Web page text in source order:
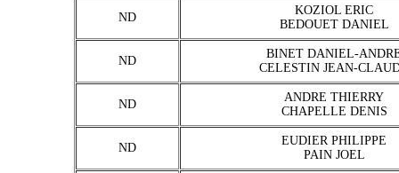
ND
KOZIOL ERIC
BEDOUET DANIEL
ND
BINET DANIEL-
CELESTIN JEAN-
ND
ANDRE THIERRY
CHAPELLE DENIS
ND
EUDIER PHILIPPE
PAIN JOEL